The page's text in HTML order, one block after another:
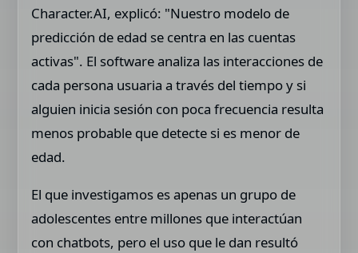
Character.AI, explicó: "Nuestro modelo de
predicción de edad se centra en las cuentas
activas". El software analiza las interacciones de
cada persona usuaria a través del tiempo y si
alguien inicia sesión con poca frecuencia resulta
menos probable que detecte si es menor de
edad.
El que investigamos es apenas un grupo de
adolescentes entre millones que interactúan
con chatbots, pero el uso que le dan resultó